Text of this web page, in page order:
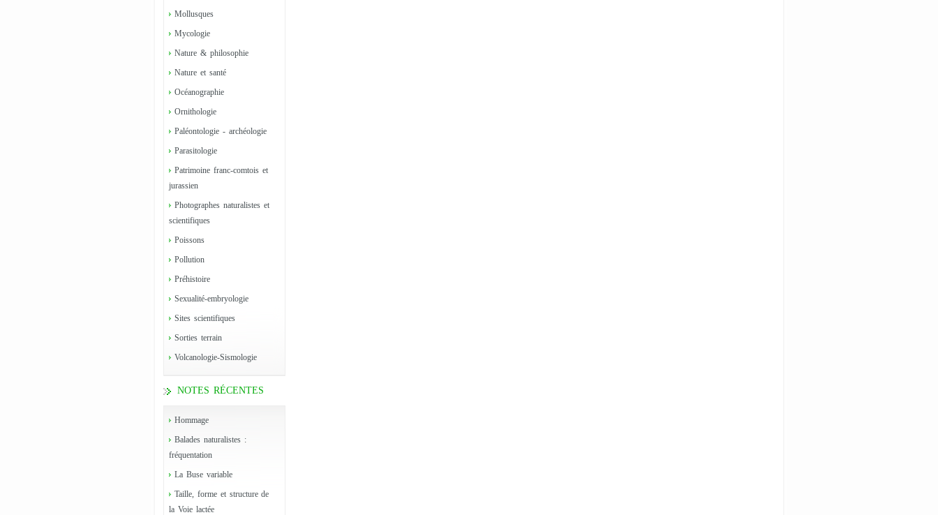
Mollusques
Mycologie
Nature & philosophie
Nature et santé
Océanographie
Ornithologie
Paléontologie - archéologie
Parasitologie
Patrimoine franc-comtois et
jurassien
Photographes naturalistes et
scientifiques
Poissons
Pollution
Préhistoire
Sexualité-embryologie
Sites scientifiques
Sorties terrain
Volcanologie-Sismologie
NOTES RÉCENTES
Hommage
Balades naturalistes :
fréquentation
La Buse variable
Taille, forme et structure de
la Voie lactée